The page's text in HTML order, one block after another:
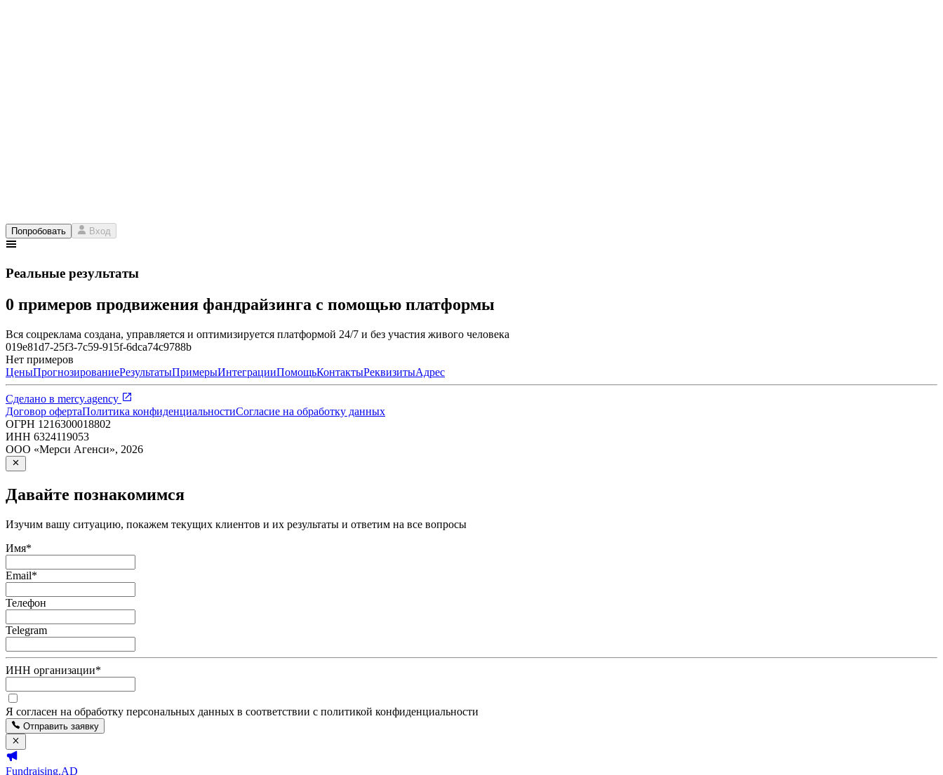
Попробовать Вход
Реальные результаты
0 примеров продвижения фандрайзинга с помощью платформы
Вся соцреклама создана, управляется и оптимизируется платформой 24/7 и без участия живого человека
019e81d7-25f3-7c59-915f-6dca74c9788b
Нет примеров
ЦеныПрогнозированиеРезультатыПримерыИнтеграцииПомощьКонтактыРеквизитыАдрес
Сделано в mercy.agency
Договор офертаПолитика конфиденциальностиСогласие на обработку данных
ОГРН 1216300018802
ИНН 6324119053
ООО «Мерси Агенси», 2026
Давайте познакомимся
Изучим вашу ситуацию, покажем текущих клиентов и их результаты и ответим на все вопросы
Имя*
Email*
Телефон
Telegram
ИНН организации*
Я согласен на обработку персональных данных в соответствии с политикой конфиденциальности
Отправить заявку
Fundraising.AD